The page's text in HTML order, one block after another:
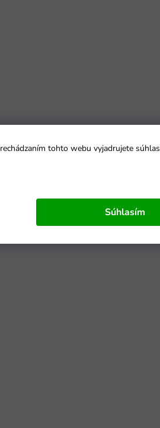
tohto webu vyjadrujete
Súhlasím